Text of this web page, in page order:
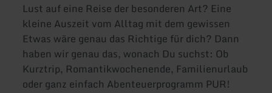
Lust auf eine Reise der besonderen Art? Eine
kleine Auszeit vom Alltag mit dem gewissen
Etwas wäre genau das Richtige für dich? Dann
haben wir genau das, wonach Du suchst: Ob
Kurztrip, Romantikwochenende, Familienurlaub
oder ganz einfach Abenteuerprogramm PUR!